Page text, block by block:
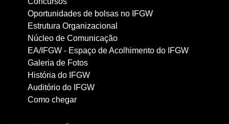
Oportunidades de bolsas no IFGW
Estrutura Organizacional
Núcleo de Comunicação
EA/IFGW - Espaço de Acolhimento do IFGW
Galeria de Fotos
História do IFGW
Auditório do IFGW
Como chegar